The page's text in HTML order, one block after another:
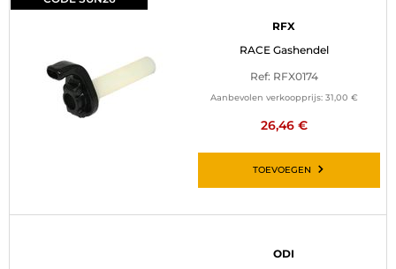
RFX
RACE Gashendel
Ref: RFX0174
Aanbevolen verkoopprijs: 31,00 €
26,46 €
TOEVOEGEN
ODI